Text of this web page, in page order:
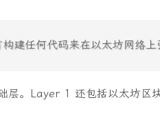
建任何代码来在以太坊网络上
层。Layer 1 还包括以太坊区